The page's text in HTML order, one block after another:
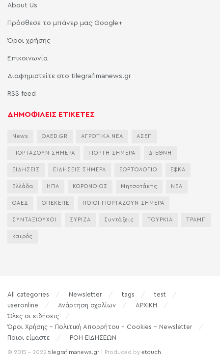
About Us
Πρόσθεσε το μπάνερ μας Google+
Όροι χρήσης
Επικοινωνία
Διαφημιστείτε στο tilegrafimanews.gr
RSS feed
ΔΗΜΟΦΙΛΕΙΣ ΕΤΙΚΕΤΕΣ
News OAED.GR ΑΓΡΟΤΙΚΑ ΝΕΑ ΑΣΕΠ
ΓΙΟΡΤΑΖΟΥΝ ΣΗΜΕΡΑ ΓΙΟΡΤΗ ΣΗΜΕΡΑ ΔΙΕΘΝΗ
ΕΙΔΗΣΕΙΣ ΕΙΔΗΣΕΙΣ ΣΗΜΕΡΑ ΕΟΡΤΟΛΟΓΙΟ ΕΦΚΑ
Ελλάδα ΗΠΑ ΚΟΡΟΝΟΙΟΣ Μητσοτάκης ΝΕΑ
ΟΑΕΔ ΟΠΕΚΕΠΕ ΠΟΙΟΙ ΓΙΟΡΤΑΖΟΥΝ ΣΗΜΕΡΑ
ΣΥΝΤΑΞΙΟΥΧΟΙ ΣΥΡΙΖΑ Συντάξεις ΤΟΥΡΚΙΑ ΤΡΑΜΠ
καιρός
All categories Newsletter tags
test
useronline
Ανάρτηση σχολίων
ΑΡΧΙΚΗ
Όλες οι ειδήσεις
Όροι Χρήσης – Πολιτική Απορρήτου – Cookies – Newsletter
Ποιοι είμαστε
ΡΟΗ ΕΙΔΗΣΕΩΝ
© 2015 - 2022 tilegrafimanews.gr| Produced by etouch